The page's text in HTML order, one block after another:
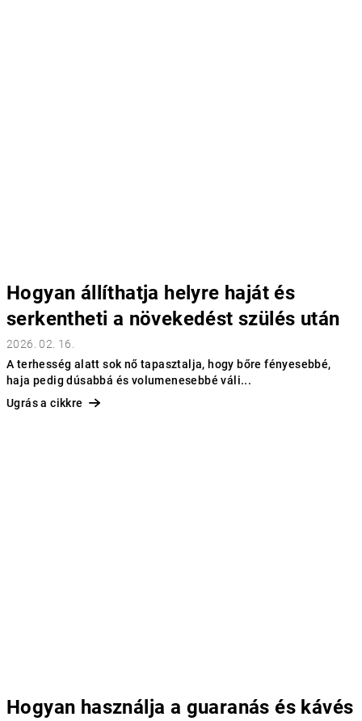
Hogyan állíthatja helyre haját és
serkentheti a növekedést szülés után
2026. 02. 16.
A terhesség alatt sok nő tapasztalja, hogy bőre fényesebbé,
haja pedig dúsabbá és volumenesebbé váli...
Ugrás a cikkre
Hogyan használja a guaranás és kávés